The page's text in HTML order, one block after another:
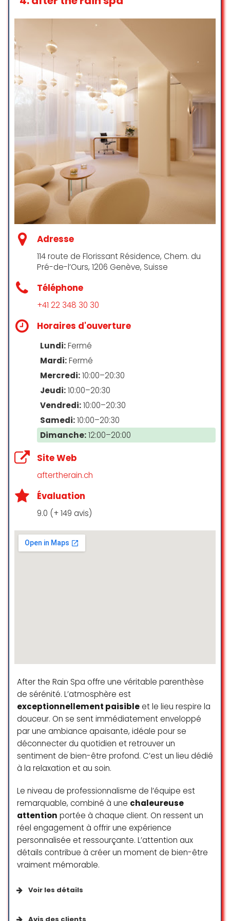
Paiements
Cartes de crédit
Cartes de débit
Paiements mobiles NFC
need to make the customer sign
before the service. Finally the stairs
going up are not safe. It’s better to
have wood or metal on the sides.
Over all 5 stars and will come back
again soon. DrSD
Dr Sadig Abdullah Dahlan
☆ 5/5
Such a delight to come again to
Balima. The massage was again
absolutely wonderful, not only
technically good, but really done
with the heart. It relieved a lot my
tension and it felt like a fully body
flow. I travelled to many countries,
place for a real massage. You
really need to try in order to
understand.
cared of from the moment I enter
the venue until I leave. Enjoying a
special tea after the massage is
perfect.
are for me amongst the best in the
world.
Dès mon arrivée au Balima Spa, j’ai
été transportée par l’odeur
magnifique décoration balinaise.
Impossible de croire que l’on est
Genève : l’ambiance invite
immédiatement au voyage et à la
détente.
L’accueil a été d’une grande
gentillesse et tout était
absolument parfait. J’ai eu la
Mylene Bernard
C’est la troisième fois que je viens
dans cet institut pour différents
types de massages. Je suis
toujours très satisfaite, et jusqu’à
présent, c’est le seul endroit à
Genève où j’ai trouvé des
une véritable pression lors du
massage.
☆ 5/5
du Jeûne genevois ! Derrière une
Adresse
114 route de Florissant Résidence, Chem. du
Pré-de-l’Ours, 1206 Genève, Suisse
Téléphone
+41 22 348 30 30
Horaires d'ouverture
Lundi:Fermé
Mardi:Fermé
Mercredi:10:00–20:30
Jeudi:10:00–20:30
Vendredi:10:00–20:30
Samedi:10:00–20:30
Dimanche:12:00–20:00
Site Web
aftertherain.ch
Évaluation
9.0 (+ 149 avis)
After the Rain Spa offre une véritable parenthèse
de sérénité. L’atmosphère est
exceptionnellement paisible et le lieu respire la
douceur. On se sent immédiatement enveloppé
par une ambiance apaisante, idéale pour se
déconnecter du quotidien et retrouver un
sentiment de bien-être profond. C’est un lieu dédié
à la relaxation et au soin.
Le niveau de professionnalisme de l’équipe est
remarquable, combiné à une chaleureuse
attention portée à chaque client. On ressent un
réel engagement à offrir une expérience
personnalisée et ressourçante. L’attention aux
détails contribue à créer un moment de bien-être
vraiment mémorable.
Voir les détails